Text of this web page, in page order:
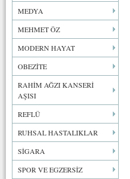
MEDYA
MEHMET ÖZ
MODERN HAYAT
OBEZİTE
RAHİM AĞZI KANSERİ
AŞISI
REFLÜ
RUHSAL HASTALIKLAR
SİGARA
SPOR VE EGZERSİZ